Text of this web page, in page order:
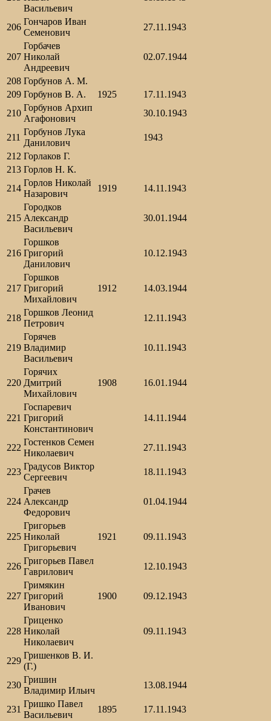
Васильевич
206
Гончаров Иван
Семенович
27.11.1943
207
Горбачев
Николай
Андреевич
02.07.1944
208 Горбунов А. М.
209 Горбунов В. А. 1925
17.11.1943
210
Горбунов Архип
Агафонович
30.10.1943
211
Горбунов Лука
Данилович
1943
212 Горлаков Г.
213 Горлов Н. К.
214
Горлов Николай
Назарович
1919 14.11.1943
215
Городков
Александр
Васильевич
30.01.1944
216
Горшков
Григорий
Данилович
10.12.1943
217
Горшков
Григорий
Михайлович
1912 14.03.1944
218
Горшков Леонид
Петрович
12.11.1943
219
Горячев
Владимир
Васильевич
10.11.1943
220
Горячих
Дмитрий
Михайлович
1908 16.01.1944
221
Госпаревич
Григорий
Константинович
14.11.1944
222
Гостенков Семен
Николаевич
27.11.1943
223
Градусов Виктор
Сергеевич
18.11.1943
224
Грачев
Александр
Федорович
01.04.1944
225
Григорьев
Николай
Григорьевич
1921 09.11.1943
226
Григорьев Павел
Гаврилович
12.10.1943
227
Гримякин
Григорий
Иванович
1900 09.12.1943
228
Гриценко
Николай
Николаевич
09.11.1943
229
Гришенков В. И.
(Г.)
230
Гришин
Владимир Ильич
13.08.1944
231
Гришко Павел
Васильевич
1895 17.11.1943